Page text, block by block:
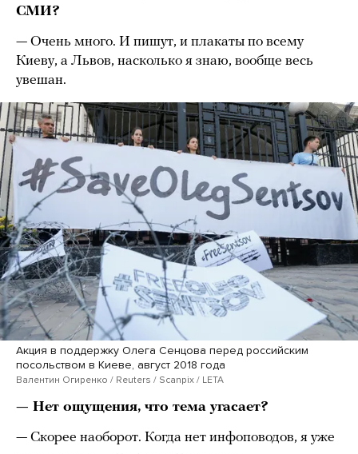
СМИ?
— Очень много. И пишут, и плакаты по всему
Киеву, а Львов, насколько я знаю, вообще весь
увешан.
Акция в поддержку Олега Сенцова перед российским
посольством в Киеве, август 2018 года
Валентин Огиренко / Reuters / Scanpix / LETA
— Нет ощущения, что тема угасает?
— Скорее наоборот. Когда нет инфоповодов, я уже